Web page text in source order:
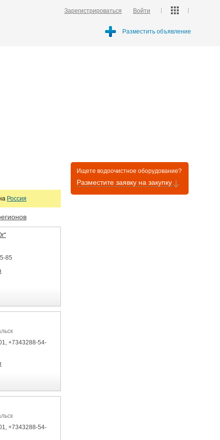
Зарегистрироваться Войти
Разместить объявление
Россия
85
+7343288-54-
+7343288-54-
Ищете водоочистное оборудование?
Разместите заявку на закупку